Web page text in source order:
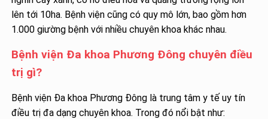
lên tới 10ha. Bệnh viện cũng có quy mô lớn, bao gồm hơn
1.000 giường bệnh với nhiều chuyên khoa khác nhau.
Bệnh viện Đa khoa Phương Đông chuyên điều
trị gì?
Bệnh viện Đa khoa Phương Đông là trung tâm y tế uy tín
điều trị đa dạng chuyên khoa. Trong đó nổi bật như: